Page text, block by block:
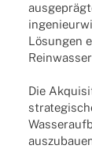
Lösun­gen
Die